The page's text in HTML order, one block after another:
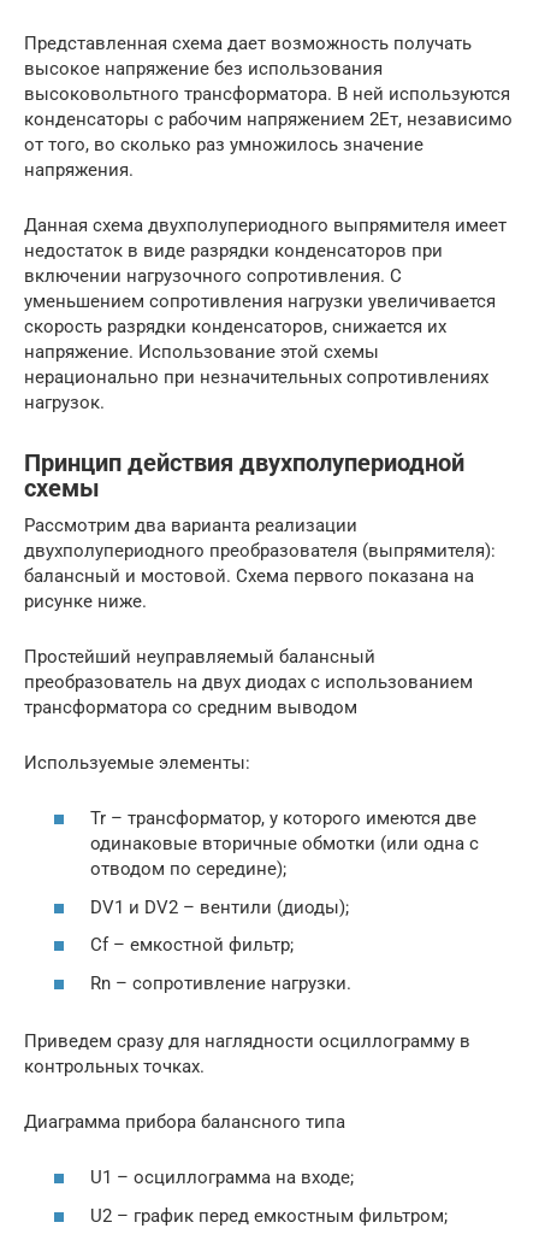
Представленная схема дает возможность получать
высокое напряжение без использования
высоковольтного трансформатора. В ней используются
конденсаторы с рабочим напряжением 2Ет, независимо
от того, во сколько раз умножилось значение
напряжения.
Данная схема двухполупериодного выпрямителя имеет
недостаток в виде разрядки конденсаторов при
включении нагрузочного сопротивления. С
уменьшением сопротивления нагрузки увеличивается
скорость разрядки конденсаторов, снижается их
напряжение. Использование этой схемы
нерационально при незначительных сопротивлениях
нагрузок.
Принцип действия двухполупериодной
схемы
Рассмотрим два варианта реализации
двухполупериодного преобразователя (выпрямителя):
балансный и мостовой. Схема первого показана на
рисунке ниже.
Простейший неуправляемый балансный
преобразователь на двух диодах с использованием
трансформатора со средним выводом
Используемые элементы:
Tr – трансформатор, у которого имеются две
одинаковые вторичные обмотки (или одна с
отводом по середине);
DV1 и DV2 – вентили (диоды);
Cf – емкостной фильтр;
Rn – сопротивление нагрузки.
Приведем сразу для наглядности осциллограмму в
контрольных точках.
Диаграмма прибора балансного типа
U1 – осциллограмма на входе;
U2 – график перед емкостным фильтром;